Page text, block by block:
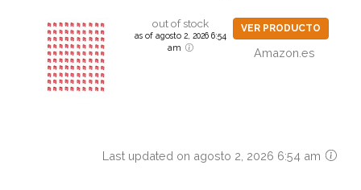
out of stock
as of agosto 2, 2026 6:54
am
VER PRODUCTO
Amazon.es
Last updated on agosto 2, 2026 6:54 am